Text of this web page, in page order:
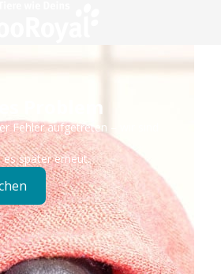
Problem
Fehler aufgetreten – wir sind
es später erneut.